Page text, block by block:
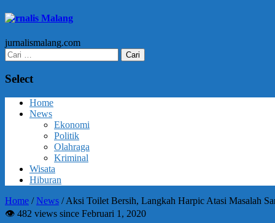
Jurnalis Malang
jurnalismalang.com
Cari
untuk:
Select
Home
News
Ekonomi
Politik
Olahraga
Kriminal
Wisata
Hiburan
Home /News /Aksi Toilet Bersih, Langkah Harpic Atasi Masalah
👁 482 views since Februari 1, 2020